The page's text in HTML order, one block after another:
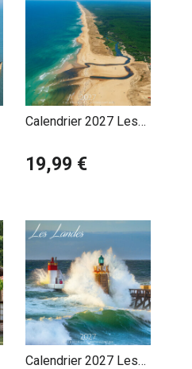
Calendrier 2027 Les
d'Huchet
19,99 €
Calendrier 2027 Les